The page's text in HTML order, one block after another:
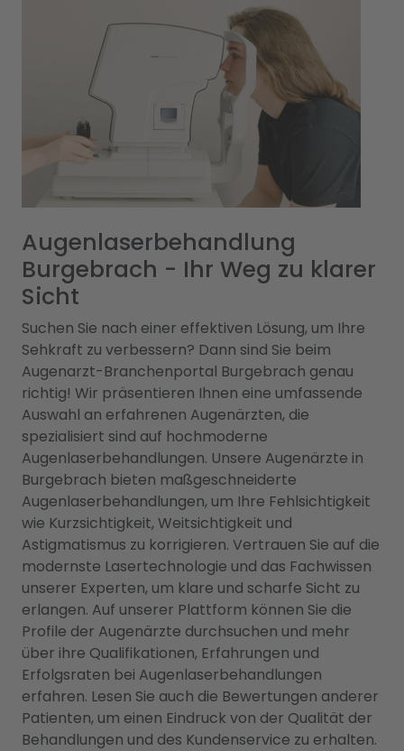
Augenlaserbehandlung
Burgebrach - Ihr Weg zu klarer
Sicht
Suchen Sie nach einer effektiven Lösung, um Ihre
Sehkraft zu verbessern? Dann sind Sie beim
Augenarzt-Branchenportal Burgebrach genau
richtig! Wir präsentieren Ihnen eine umfassende
Auswahl an erfahrenen Augenärzten, die
spezialisiert sind auf hochmoderne
Augenlaserbehandlungen. Unsere Augenärzte in
Burgebrach bieten maßgeschneiderte
Augenlaserbehandlungen, um Ihre Fehlsichtigkeit
wie Kurzsichtigkeit, Weitsichtigkeit und
Astigmatismus zu korrigieren. Vertrauen Sie auf die
modernste Lasertechnologie und das Fachwissen
unserer Experten, um klare und scharfe Sicht zu
erlangen. Auf unserer Plattform können Sie die
Profile der Augenärzte durchsuchen und mehr
über ihre Qualifikationen, Erfahrungen und
Erfolgsraten bei Augenlaserbehandlungen
erfahren. Lesen Sie auch die Bewertungen anderer
Patienten, um einen Eindruck von der Qualität der
Behandlungen und des Kundenservice zu erhalten.